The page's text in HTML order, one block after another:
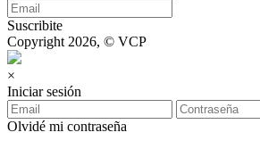
Suscribite
Copyright 2026, © VCP
×
Iniciar sesión
Olvidé mi contraseña